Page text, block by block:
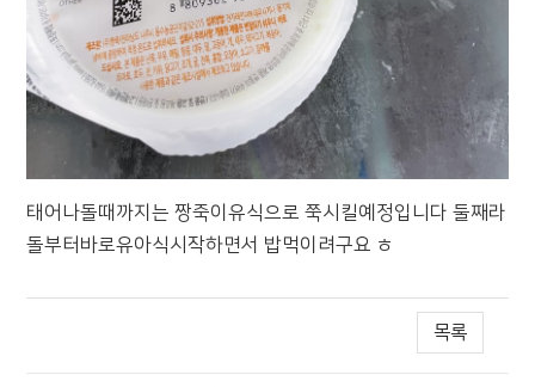
태어나돌때까지는 짱죽이유식으로 쭉시킬예정입니다 둘째라
돌부터바로유아식시작하면서 밥먹이려구요 ㅎ
목록